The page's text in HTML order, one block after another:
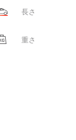
長さ
重さ
か ？